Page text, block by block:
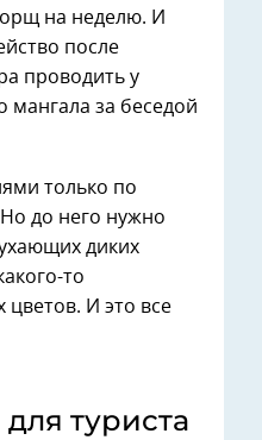
на неделю. И
после
проводить у
мангала за беседой
только по
до него нужно
диких
то
И это все
туриста